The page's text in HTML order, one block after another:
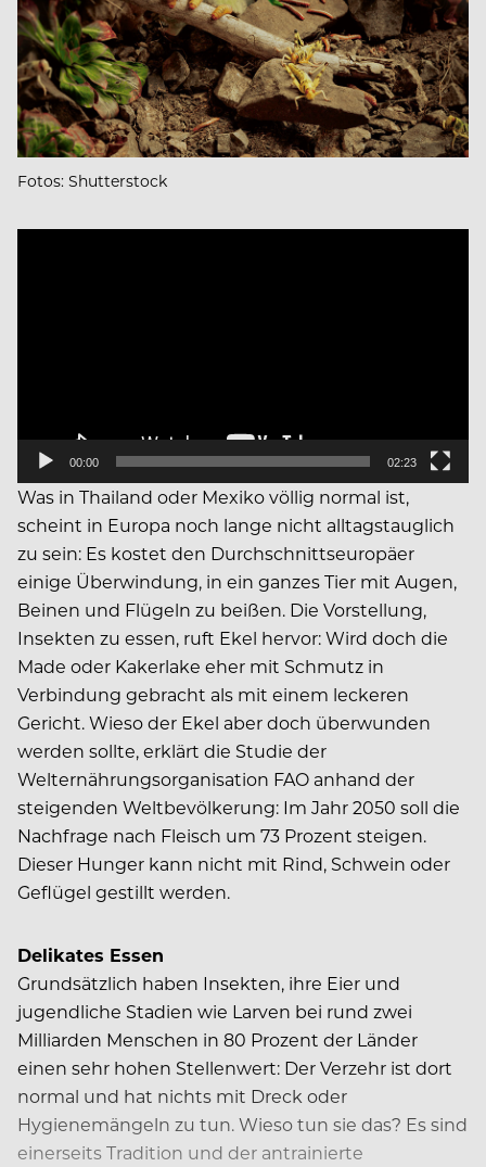
Fotos: Shutterstock
00:00 02:23
Was in Thailand oder Mexiko völlig normal ist,
scheint in Europa noch lange nicht alltagstauglich
zu sein: Es kostet den Durchschnittseuropäer
einige Überwindung, in ein ganzes Tier mit Augen,
Beinen und Flügeln zu beißen. Die Vorstellung,
Insekten zu essen, ruft Ekel hervor: Wird doch die
Made oder Kakerlake eher mit Schmutz in
Verbindung gebracht als mit einem leckeren
Gericht. Wieso der Ekel aber doch überwunden
werden sollte, erklärt die Studie der
Welternährungsorganisation FAO anhand der
steigenden Weltbevölkerung: Im Jahr 2050 soll die
Nachfrage nach Fleisch um 73 Prozent steigen.
Dieser Hunger kann nicht mit Rind, Schwein oder
Geflügel gestillt werden.
Delikates Essen
Grundsätzlich haben Insekten, ihre Eier und
jugendliche Stadien wie Larven bei rund zwei
Milliarden Menschen in 80 Prozent der Länder
einen sehr hohen Stellenwert: Der Verzehr ist dort
normal und hat nichts mit Dreck oder
Hygienemängeln zu tun. Wieso tun sie das? Es sind
einerseits Tradition und der antrainierte